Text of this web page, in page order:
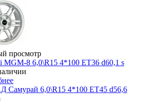
просмотр
MGM-8 6,0\R15 4*100 ET36 d60,1 s